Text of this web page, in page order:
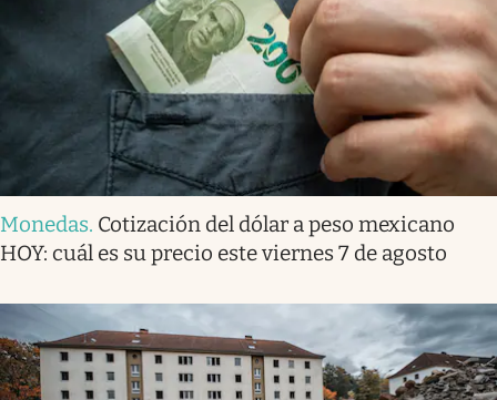
Monedas. Cotización del dólar a peso mexicano
HOY: cuál es su precio este viernes 7 de agosto